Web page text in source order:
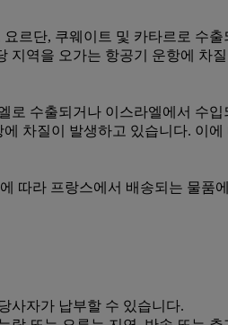
르단, 쿠웨이트 및 카타르로 수
지역을 오가는 항공기 운항에
수출되거나 이스라엘에서 수
차질이 발생하고 있습니다. 이
에 따라 프랑스에서 배송되는 물
사자가 납부할 수 있습니다.